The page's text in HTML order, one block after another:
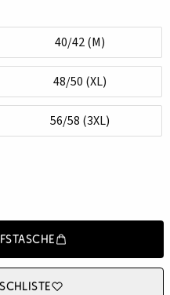
40/42 (M)
48/50 (XL)
56/58 (3XL)